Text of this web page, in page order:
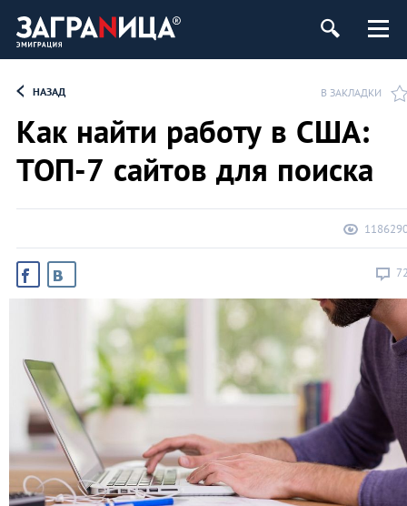
НАЗАД В ЗАКЛАДКИ
Как найти работу в США:
ТОП-7 сайтов для поиска